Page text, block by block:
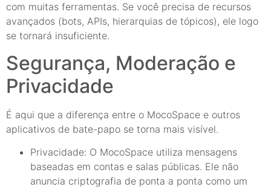
com muitas ferramentas. Se você precisa de recursos
avançados (bots, APIs, hierarquias de tópicos), ele logo
se tornará insuficiente.
Segurança, Moderação e
Privacidade
É aqui que a diferença entre o MocoSpace e outros
aplicativos de bate-papo se torna mais visível.
Privacidade: O MocoSpace utiliza mensagens
baseadas em contas e salas públicas. Ele não
anuncia criptografia de ponta a ponta como um